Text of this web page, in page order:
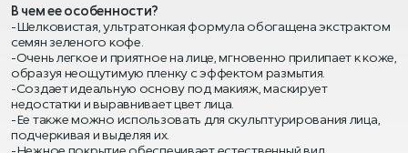
В чем ее особенности?
-Шелковистая, ультратонкая формула обогащена экстрактом
семян зеленого кофе.
-Очень легкое и приятное на лице, мгновенно прилипает к коже,
образуя неощутимую пленку с эффектом размытия.
-Создает идеальную основу под макияж, маскирует
недостатки и выравнивает цвет лица.
-Ее также можно использовать для скульптурирования лица,
подчеркивая и выделяя их.
-Нежное покрытие обеспечивает естественный вид.